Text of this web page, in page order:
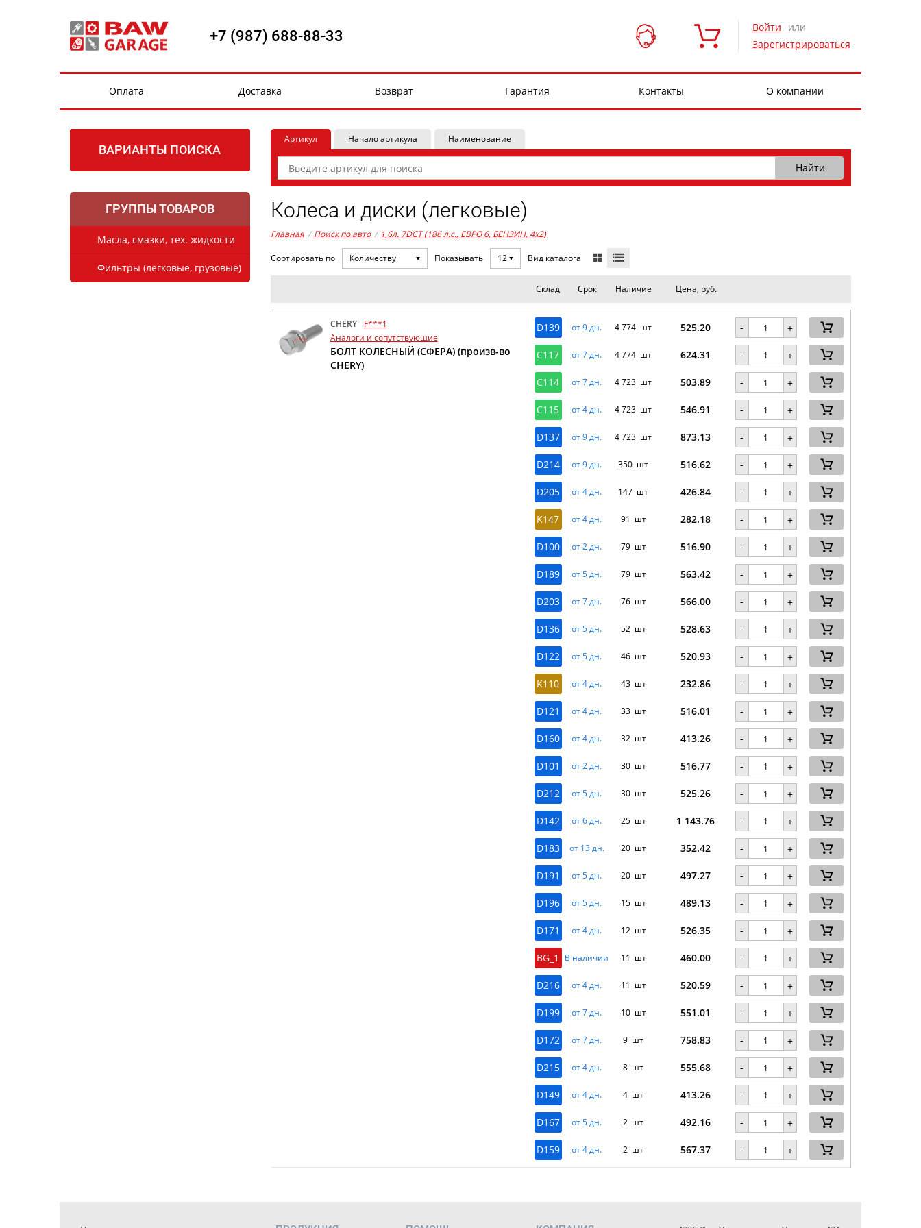
+7 (987) 688-88-33 Войти
или
Зарегистрироваться
Оплата Доставка Возврат Гарантия Контакты О компании
ВАРИАНТЫ ПОИСКА
ГРУППЫ ТОВАРОВ
Масла, смазки, тех. жидкости
Фильтры (легковые, грузовые)
Артикул Начало артикула Наименование
Колеса и диски (легковые)
Главная / Поиск по авто / 1,6л. 7DCT (186 л.с., ЕВРО 6, БЕНЗИН, 4x2)
Сортировать по Количеству Показывать 12 Вид каталога
Склад Срок Наличие Цена, руб.
CHERY
F***1
Аналоги и сопутствующие
БОЛТ КОЛЕСНЫЙ (СФЕРА) (произв-во
CHERY)
D139 от 9 дн. 4 774 шт 525.20 - +
C117 от 7 дн. 4 774 шт 624.31 - +
C114 от 7 дн. 4 723 шт 503.89 - +
C115 от 4 дн. 4 723 шт 546.91 - +
D137 от 9 дн. 4 723 шт 873.13 - +
D214 от 9 дн. 350 шт 516.62 - +
D205 от 4 дн. 147 шт 426.84 - +
K147 от 4 дн. 91 шт 282.18 - +
D100 от 2 дн. 79 шт 516.90 - +
D189 от 5 дн. 79 шт 563.42 - +
D203 от 7 дн. 76 шт 566.00 - +
D136 от 5 дн. 52 шт 528.63 - +
D122 от 5 дн. 46 шт 520.93 - +
K110 от 4 дн. 43 шт 232.86 - +
D121 от 4 дн. 33 шт 516.01 - +
D160 от 4 дн. 32 шт 413.26 - +
D101 от 2 дн. 30 шт 516.77 - +
D212 от 5 дн. 30 шт 525.26 - +
D142 от 6 дн. 25 шт 1 143.76 - +
D183 от 13 дн. 20 шт 352.42 - +
D191 от 5 дн. 20 шт 497.27 - +
D196 от 5 дн. 15 шт 489.13 - +
D171 от 4 дн. 12 шт 526.35 - +
BG_1 В наличии 11 шт 460.00 - +
D216 от 4 дн. 11 шт 520.59 - +
D199 от 7 дн. 10 шт 551.01 - +
D172 от 7 дн. 9 шт 758.83 - +
D215 от 4 дн. 8 шт 555.68 - +
D149 от 4 дн. 4 шт 413.26 - +
D167 от 5 дн. 2 шт 492.16 - +
D159 от 4 дн. 2 шт 567.37 - +